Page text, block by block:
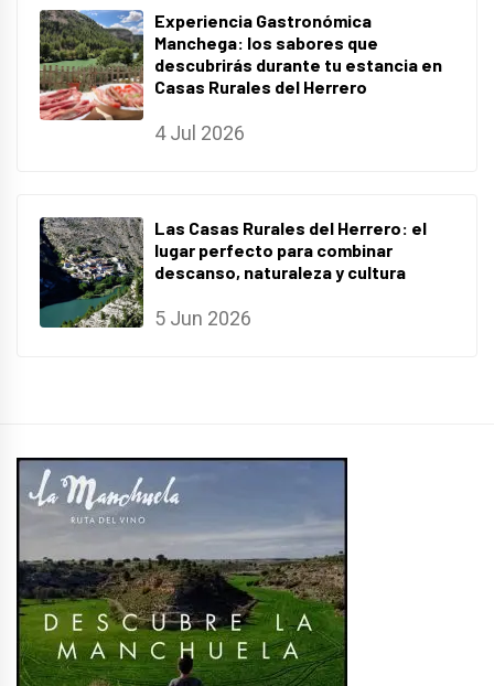
Experiencia Gastronómica
Manchega: los sabores que
descubrirás durante tu estancia en
Casas Rurales del Herrero
4 Jul 2026
Las Casas Rurales del Herrero: el
lugar perfecto para combinar
descanso, naturaleza y cultura
5 Jun 2026